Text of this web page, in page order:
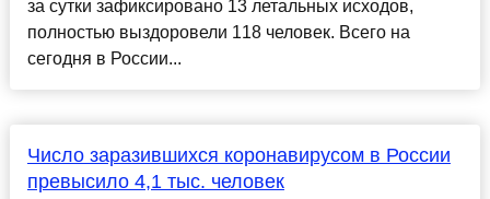
за сутки зафиксировано 13 летальных исходов,
полностью выздоровели 118 человек. Всего на
сегодня в России...
Число заразившихся коронавирусом в России
превысило 4,1 тыс. человек